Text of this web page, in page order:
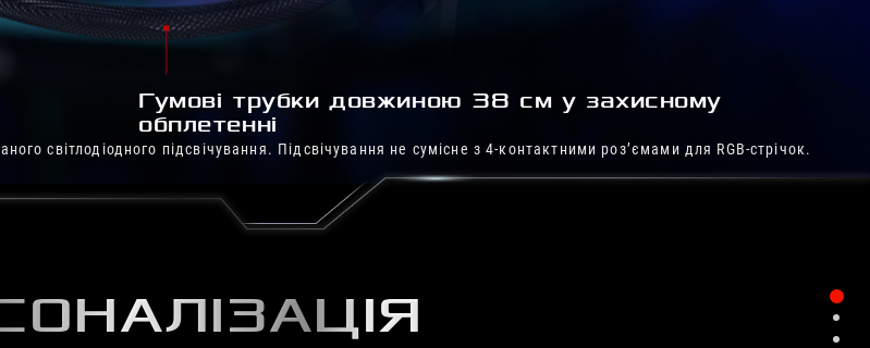
Гумові трубки довжиною 38 см у захисному
обплетенні
світлодіодного підсвічування. Підсвічування не сумісне з 4-контактними роз’ємами для RGB-стрічок.